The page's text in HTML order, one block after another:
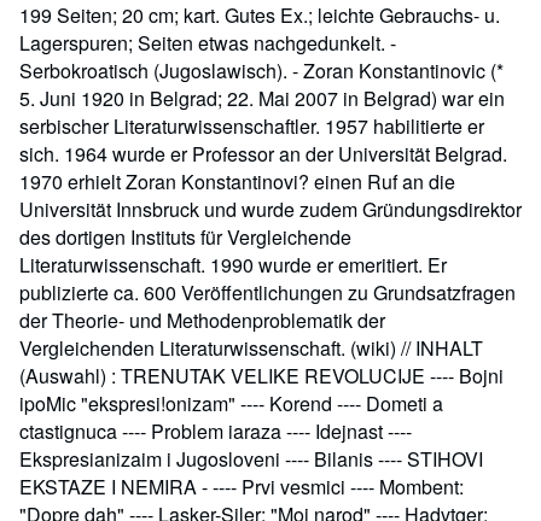
199 Seiten; 20 cm; kart. Gutes Ex.; leichte Gebrauchs- u.
Lagerspuren; Seiten etwas nachgedunkelt. -
Serbokroatisch (Jugoslawisch). - Zoran Konstantinovic (*
5. Juni 1920 in Belgrad; 22. Mai 2007 in Belgrad) war ein
serbischer Literaturwissenschaftler. 1957 habilitierte er
sich. 1964 wurde er Professor an der Universität Belgrad.
1970 erhielt Zoran Konstantinovi? einen Ruf an die
Universität Innsbruck und wurde zudem Gründungsdirektor
des dortigen Instituts für Vergleichende
Literaturwissenschaft. 1990 wurde er emeritiert. Er
publizierte ca. 600 Veröffentlichungen zu Grundsatzfragen
der Theorie- und Methodenproblematik der
Vergleichenden Literaturwissenschaft. (wiki) // INHALT
(Auswahl) : TRENUTAK VELIKE REVOLUCIJE ---- Bojni
ipoMic "ekspresi!onizam" ---- Korend ---- Dometi a
ctastignuca ---- Problem iaraza ---- Idejnast ----
Ekspresianizaim i Jugosloveni ---- Bilanis ---- STIHOVI
EKSTAZE I NEMIRA - ---- Prvi vesmici ---- Mombent:
"Dopre dah" ---- Lasker-Siler: "Moj narod" ---- Hadvtger: